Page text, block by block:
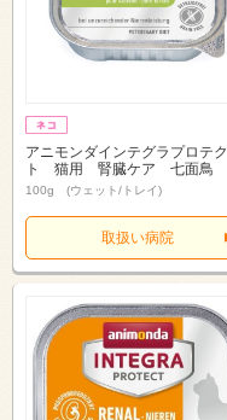
アニモンダインテグラプロテク
ト 猫用 腎臓ケア 七面鳥
100g (ウェット/トレイ)
取扱い病院